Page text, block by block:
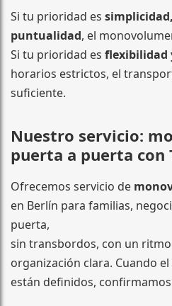
Si tu prioridad es
puntualidad, el
Si tu prioridad es flexibilidad
horarios estrictos, el
suficiente.
Nuestro servicio:
puerta a puerta con
Ofrecemos servicio de
en Berlín para familias,
puerta,
sin transbordos, con un
organización clara. Cuando
están definidos,